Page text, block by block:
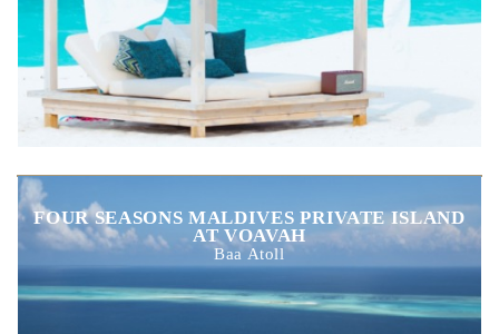
FOUR SEASONS MALDIVES PRIVATE ISLAND
AT VOAVAH
Baa Atoll